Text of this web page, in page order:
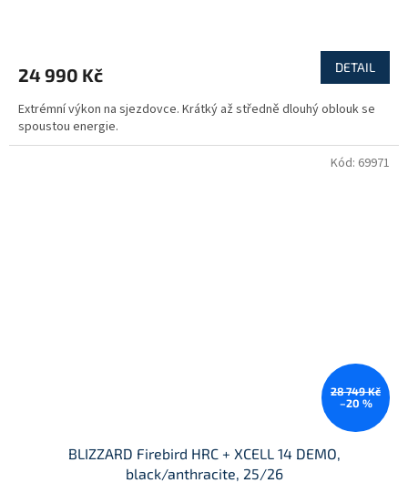
M
A
24 990 Kč DETAIL
Extrémní výkon na sjezdovce. Krátký až středně dlouhý oblouk se
spoustou energie.
28 749 Kč
–20 %
BLIZZARD Firebird HRC + XCELL 14 DEMO,
black/anthracite, 25/26
Kód: 69971